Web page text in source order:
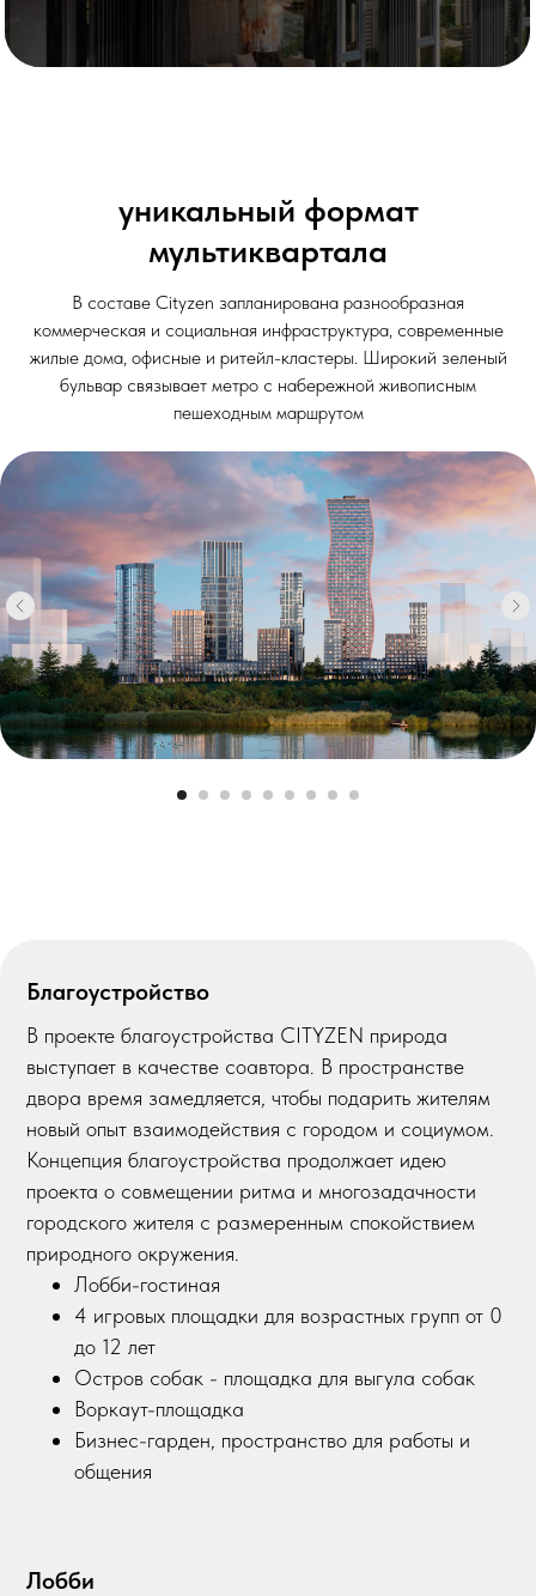
уникальный формат
мультиквартала
В составе Cityzen запланирована разнообразная
коммерческая и социальная инфраструктура, современные
жилые дома, офисные и ритейл-кластеры. Широкий зеленый
бульвар связывает метро с набережной живописным
пешеходным маршрутом
Благоустройство
В проекте благоустройства CITYZEN природа
выступает в качестве соавтора. В пространстве
двора время замедляется, чтобы подарить жителям
новый опыт взаимодействия с городом и социумом.
Концепция благоустройства продолжает идею
проекта о совмещении ритма и многозадачности
городского жителя с размеренным спокойствием
природного окружения.
Лобби-гостиная
4 игровых площадки для возрастных групп от 0
до 12 лет
Остров собак - площадка для выгула собак
Воркаут-площадка
Бизнес-гарден, пространство для работы и
общения
Лобби